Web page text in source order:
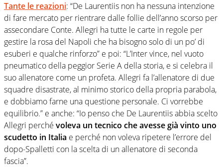
Tante le reazioni: “De Laurentiis non ha nessuna intenzione
di fare mercato per rientrare dalle follie dell’anno scorso per
assecondare Conte. Allegri ha tutte le carte in regole per
gestire la rosa del Napoli che ha bisogno solo di un po’ di
esuberi e qualche rinforzo” e poi: “L’Inter vince, nel vuoto
pneumatico della peggior Serie A della storia, e si celebra il
suo allenatore come un profeta. Allegri fa l’allenatore di due
squadre disastrate, al minimo storico della propria parabola,
e dobbiamo farne una questione personale. Ci vorrebbe
equilibrio.” e anche: “Io penso che De Laurentiis abbia scelto
Allegri perché voleva un tecnico che avesse già vinto uno
scudetto in Italia e perché non voleva ripetere l’errore del
dopo-Spalletti con la scelta di un allenatore di seconda
fascia”.